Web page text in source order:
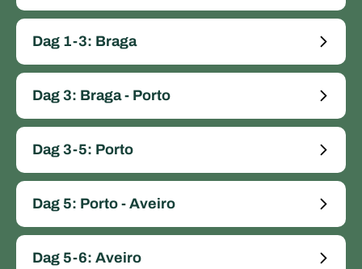
Dag 1-3: Braga
Dag 3: Braga - Porto
Dag 3-5: Porto
Dag 5: Porto - Aveiro
Dag 5-6: Aveiro